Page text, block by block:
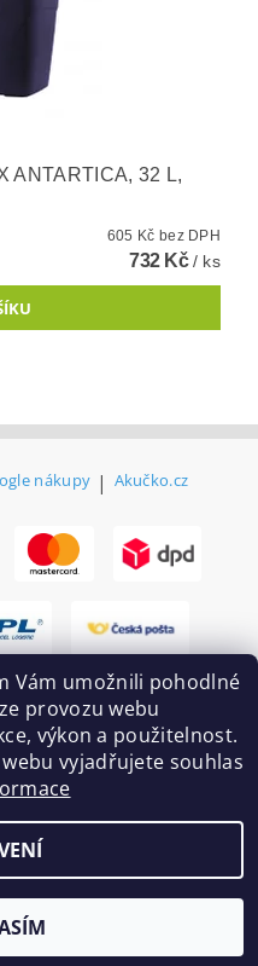
ANTARTICA, 32 L,
605 Kč bez DPH
732 Kč/ ks
nákupy | Akučko.cz
Vám umožnili pohodlné
provozu webu
výkon a použitelnost.
vyjadřujete souhlas